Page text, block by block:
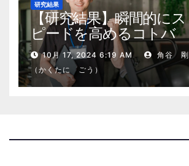
研究結果
【研究結果】瞬間的にス
ピードを高めるコトバ
の威力
10月 17, 2024 6:19 AM
角谷 剛
（かくたに ごう）